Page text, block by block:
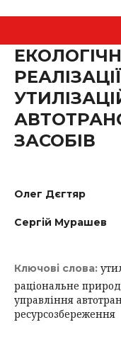
ЗАСОБІВ
Олег Дєгтяр
Сергій Мурашев
Ключові слова:
раціональне
управління
ресурсозбереження